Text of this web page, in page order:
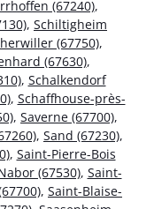
(67240),
, Schiltigheim
(67750),
(67630),
, Schalkendorf
, Schaffhouse-près-
, Saverne (67700),
, Sand (67230),
, Saint-Pierre-Bois
(67530), Saint-
, Saint-Blaise-